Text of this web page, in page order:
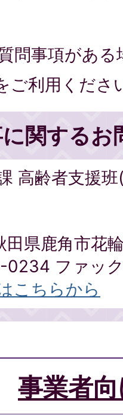
問事項がある
ご利用くださ
関するお
高齢者支援
県鹿角市花
0234 ファッ
こちらから
事業者